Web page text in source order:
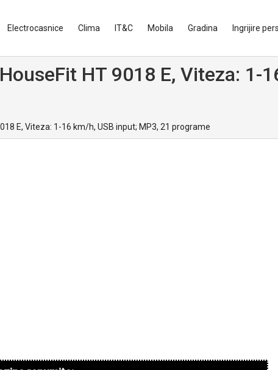
Electrocasnice Clima IT&C Mobila Gradina Ingrijire
HT 9018 E, Viteza: 1-
E, Viteza: 1-16 km/h, USB input; MP3, 21 programe